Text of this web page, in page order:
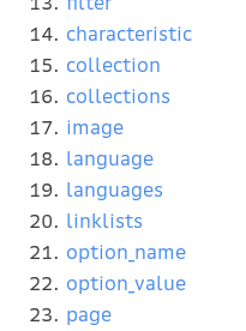
characteristic
collection
collections
image
language
languages
linklists
option_name
option_value
page